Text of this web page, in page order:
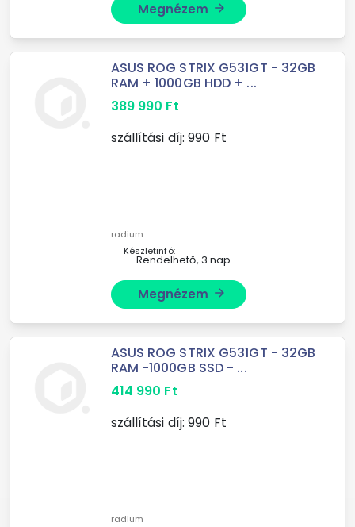
Megnézem arrow_forward
ASUS ROG STRIX G531GT - 32GB
RAM + 1000GB HDD + ...
389 990 Ft
szállítási díj: 990 Ft
radium
Készletinfó:
Rendelhető, 3 nap
Megnézem arrow_forward
ASUS ROG STRIX G531GT - 32GB
RAM -1000GB SSD - ...
414 990 Ft
szállítási díj: 990 Ft
radium